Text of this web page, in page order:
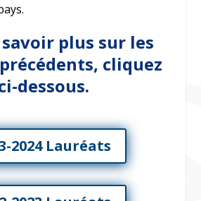
plus sur les
cliquez
dessous.
2024 Lauréats